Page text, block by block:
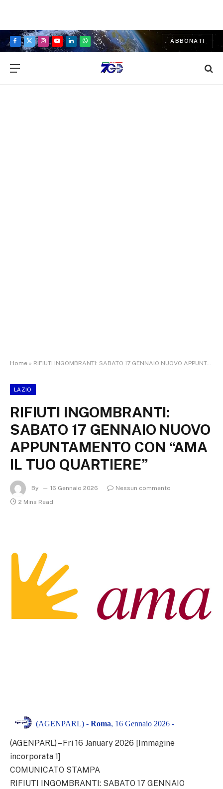
Facebook
X
Instagram
YouTubeLinkedInWhatsApp
ABBONATI
Home » RIFIUTI INGOMBRANTI: SABATO 17 GENNAIO NUOVO APPUNTAMENTO CON “AMA IL TUO QUARTIERE”
LAZIO
RIFIUTI INGOMBRANTI:
SABATO 17 GENNAIO NUOVO
APPUNTAMENTO CON “AMA
IL TUO QUARTIERE”
By 16 Gennaio 2026
Nessun commento
2 Mins Read
(AGENPARL) - Roma, 16 Gennaio 2026 -
(AGENPARL) – Fri 16 January 2026 [Immagine
incorporata 1]
COMUNICATO STAMPA
RIFIUTI INGOMBRANTI: SABATO 17 GENNAIO